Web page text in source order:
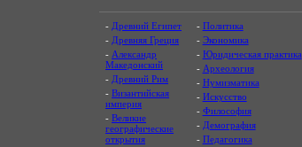
- Древний Египет
- Древняя Греция
- Александр
Македонский
- Древний Рим
- Византийская
империя
- Великие
географические
открытия
- Политика
- Экономика
- Юридическая практика
- Археология
- Нумизматика
- Искусство
- Философия
- Демография
- Педагогика